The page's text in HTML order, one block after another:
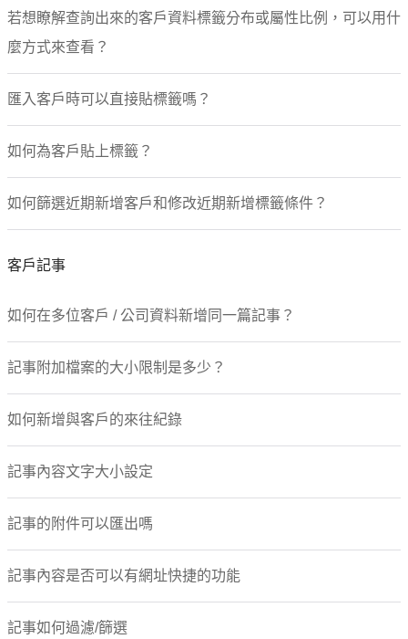
若想瞭解查詢出來的客戶資料標籤分布或屬性比例，可以用什
麼方式來查看？
匯入客戶時可以直接貼標籤嗎？
如何為客戶貼上標籤？
如何篩選近期新增客戶和修改近期新增標籤條件？
客戶記事
如何在多位客戶 / 公司資料新增同一篇記事？
記事附加檔案的大小限制是多少？
如何新增與客戶的來往紀錄
記事內容文字大小設定
記事的附件可以匯出嗎
記事內容是否可以有網址快捷的功能
記事如何過濾/篩選